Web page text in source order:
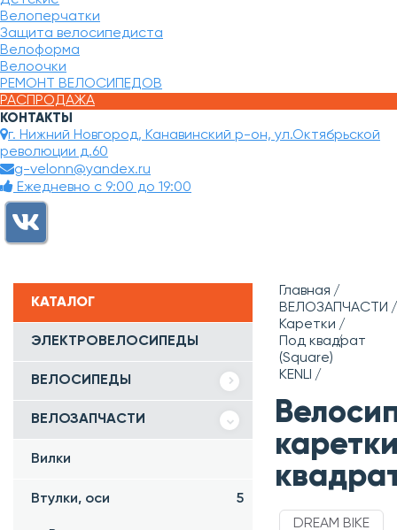
Велоперчатки
Защита велосипедиста
Велоформа
Велоочки
РЕМОНТ ВЕЛОСИПЕДОВ
РАСПРОДАЖА
КОНТАКТЫ
г. Нижний Новгород, Канавинский р-он, ул.Октябрьской
революции д.60
g-velonn@yandex.ru
Ежедневно с 9:00 до 19:00
КАТАЛОГ
ЭЛЕКТРОВЕЛОСИПЕДЫ
ВЕЛОСИПЕДЫ
ВЕЛОЗАПЧАСТИ
Вилки
Втулки, оси 5
Главная
ВЕЛОЗАПЧАСТИ
Каретки
Под квадрат
(Square)
KENLI
DREAM BIKE